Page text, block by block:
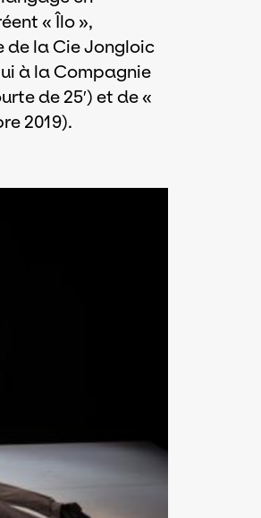
« Îlo »,
de la Cie Jongloic
à la Compagnie
de 25′) et de «
2019).